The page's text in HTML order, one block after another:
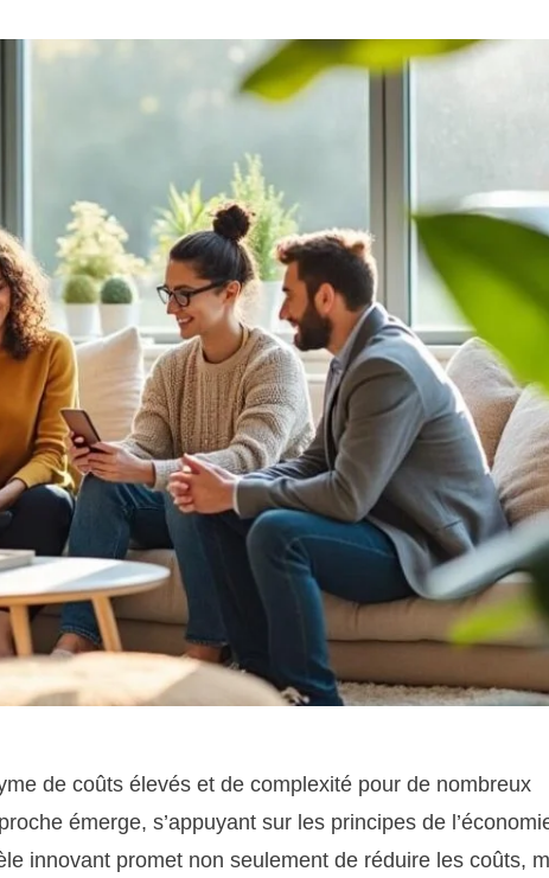
de coûts élevés et de complexité pour de nombreux
émerge, s’appuyant sur les principes de
innovant promet non seulement de réduire les coûts,